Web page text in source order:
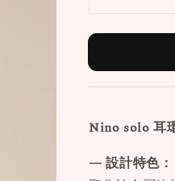
Nino solo 耳
— 設計特色：